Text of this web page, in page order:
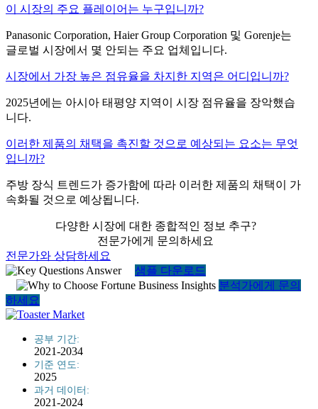
이 시장의 주요 플레이어는 누구입니까?
Panasonic Corporation, Haier Group Corporation 및 Gorenje는
글로벌 시장에서 몇 안되는 주요 업체입니다.
시장에서 가장 높은 점유율을 차지한 지역은 어디입니까?
2025년에는 아시아 태평양 지역이 시장 점유율을 장악했습
니다.
이러한 제품의 채택을 촉진할 것으로 예상되는 요소는 무엇
입니까?
주방 장식 트렌드가 증가함에 따라 이러한 제품의 채택이 가
속화될 것으로 예상됩니다.
다양한 시장에 대한 종합적인 정보 추구?
전문가에게 문의하세요
전문가와 상담하세요
샘플 다운로드
분석가에게 문의
하세요
공부 기간:
2021-2034
기준 연도:
2025
과거 데이터:
2021-2024